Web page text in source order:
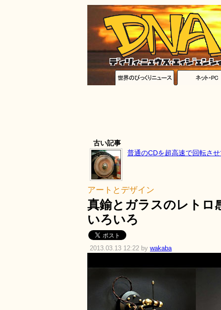
古い記事
普通のCDを超高速で回転さ
アートとデザイン
真鍮とガラスのレトロ
いろいろ
2013.03.13 12:22 by wakaba